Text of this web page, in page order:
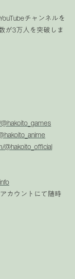
チャンネルを
が3万人を突破しま
@hakoito_official
カウントにて随時